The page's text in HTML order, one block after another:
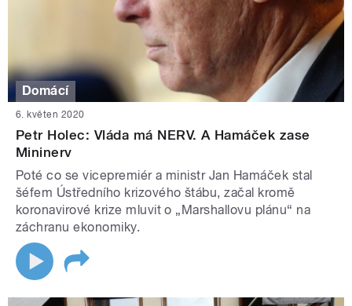
Domácí
6. květen 2020
Petr Holec: Vláda má NERV. A Hamáček zase
Mininerv
Poté co se vicepremiér a ministr Jan Hamáček stal
šéfem Ústředního krizového štábu, začal kromě
koronavirové krize mluvit o „Marshallovu plánu“ na
záchranu ekonomiky.